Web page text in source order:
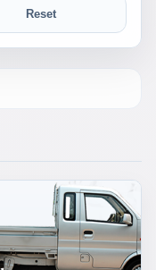
Reset